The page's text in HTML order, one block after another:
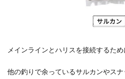
メインラインとハリスを接続するた
他の釣りで余っているサルカンやス